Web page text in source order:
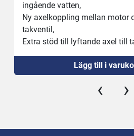
ingående vatten,
Ny axelkoppling mellan motor
takventil,
Extra stöd till lyftande axel till
Saknar isoleringsplatta under
Vagn medföljer med yttermått
500mm, djup 600mm och
Spjäll, värme och luftfuktare
Lägg till i
‹ ›